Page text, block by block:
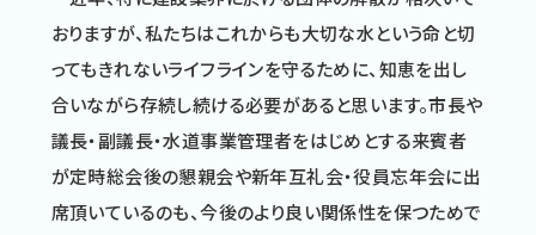
おりますが、私たちはこれからも大切な水という命と切
ってもきれないライフラインを守るために、知恵を出し
合いながら存続し続ける必要があると思います。市長や
議長・副議長・水道事業管理者をはじめとする来賓者
が定時総会後の懇親会や新年互礼会・役員忘年会に出
席頂いているのも、今後のより良い関係性を保つためで